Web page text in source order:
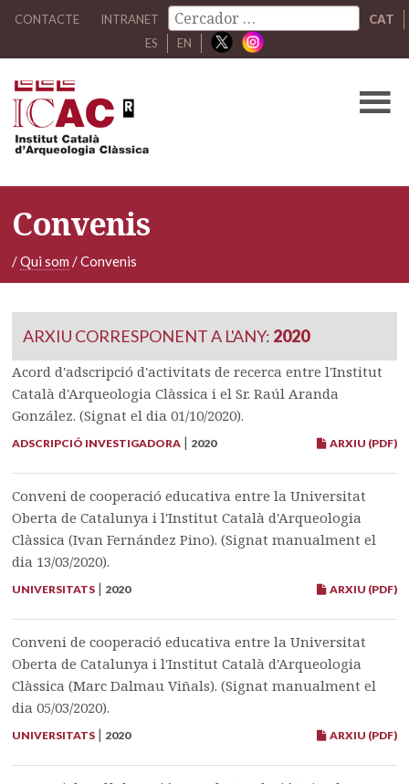
CONTACTE INTRANET
CAT
ES
EN
Convenis
/Qui som /Convenis
ARXIU CORRESPONENT A L'ANY: 2020
Acord d'adscripció d'activitats de recerca entre l'Institut
Català d'Arqueologia Clàssica i el Sr. Raúl Aranda
González. (Signat el dia 01/10/2020).
ARXIU (PDF)
ADSCRIPCIÓ INVESTIGADORA | 2020
Conveni de cooperació educativa entre la Universitat
Oberta de Catalunya i l'Institut Català d'Arqueologia
Clàssica (Ivan Fernández Pino). (Signat manualment el
dia 13/03/2020).
ARXIU (PDF)
UNIVERSITATS | 2020
Conveni de cooperació educativa entre la Universitat
Oberta de Catalunya i l'Institut Català d'Arqueologia
Clàssica (Marc Dalmau Viñals). (Signat manualment el
dia 05/03/2020).
ARXIU (PDF)
UNIVERSITATS | 2020